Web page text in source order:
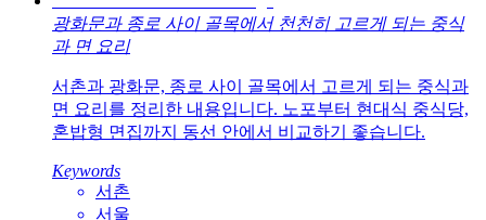
광화문과 종로 사이 골목에서 천천히 고르게 되는 중식
과 면 요리
서촌과 광화문, 종로 사이 골목에서 고르게 되는 중식과
면 요리를 정리한 내용입니다. 노포부터 현대식 중식당,
혼밥형 면집까지 동선 안에서 비교하기 좋습니다.
Keywords
서촌
서울